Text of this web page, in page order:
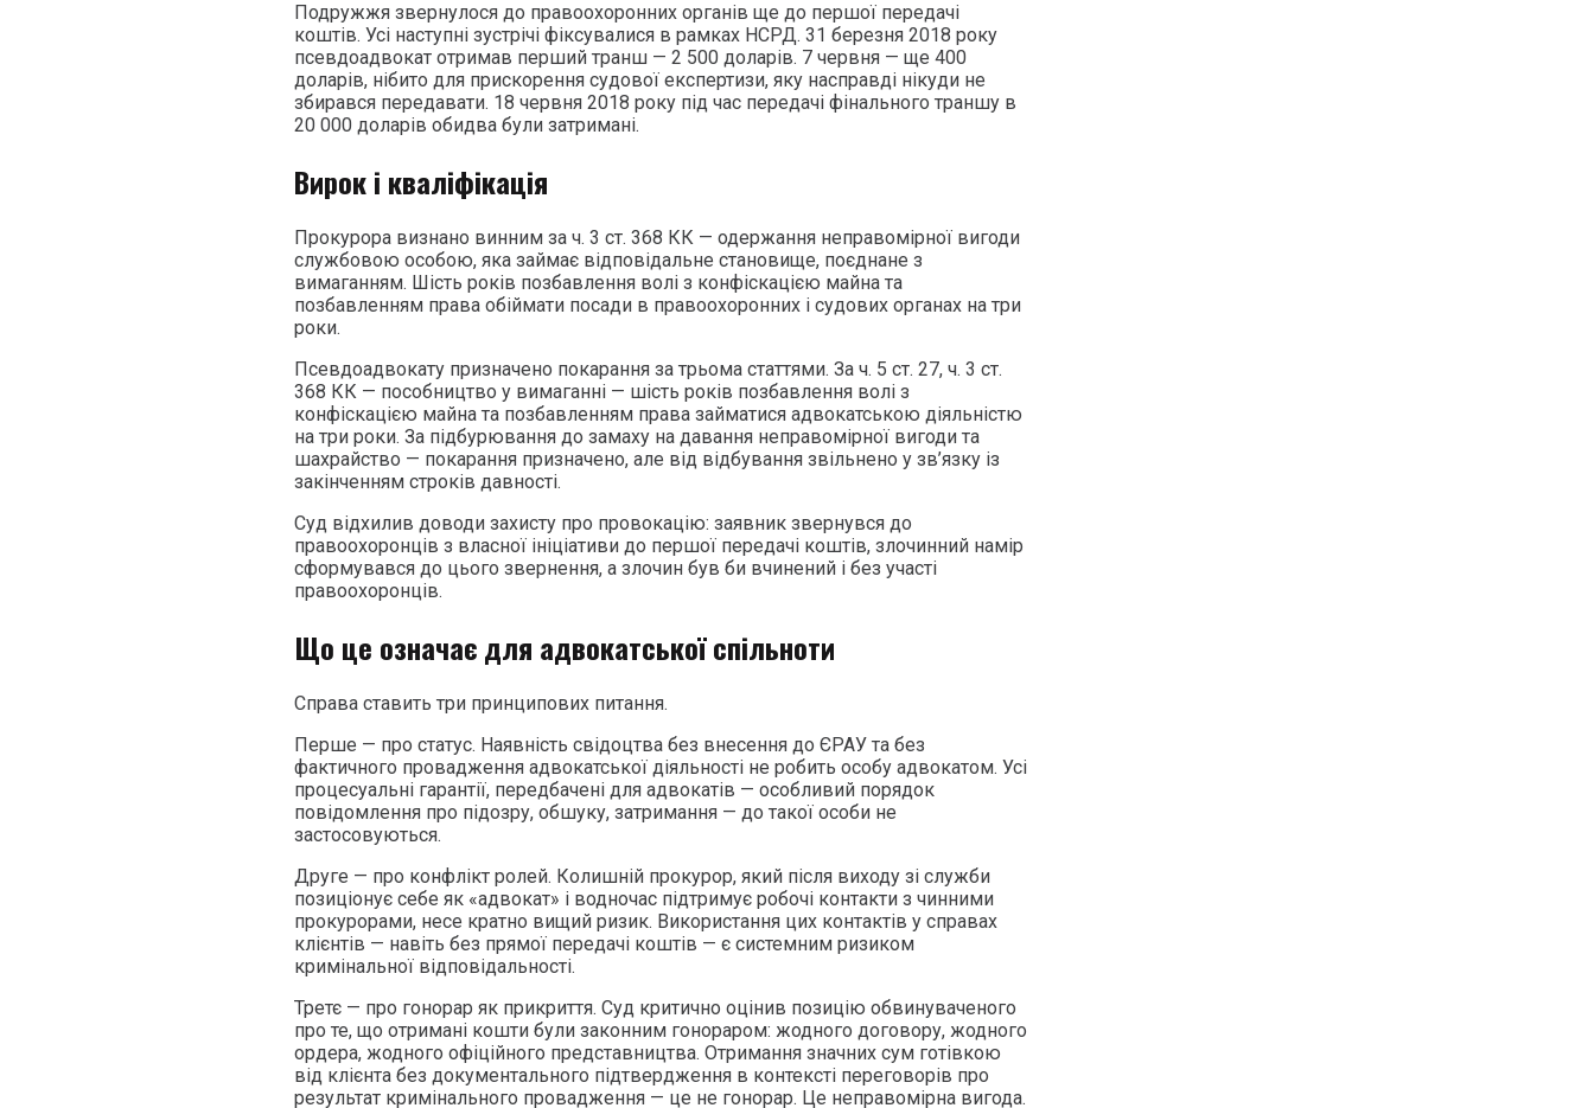
Подружжя звернулося до правоохоронних органів ще до першої передачі
коштів. Усі наступні зустрічі фіксувалися в рамках НСРД. 31 березня 2018 року
псевдоадвокат отримав перший транш — 2 500 доларів. 7 червня — ще 400
доларів, нібито для прискорення судової експертизи, яку насправді нікуди не
збирався передавати. 18 червня 2018 року під час передачі фінального траншу в
20 000 доларів обидва були затримані.
Вирок і кваліфікація
Прокурора визнано винним за ч. 3 ст. 368 КК — одержання неправомірної вигоди
службовою особою, яка займає відповідальне становище, поєднане з
вимаганням. Шість років позбавлення волі з конфіскацією майна та
позбавленням права обіймати посади в правоохоронних і судових органах на три
роки.
Псевдоадвокату призначено покарання за трьома статтями. За ч. 5 ст. 27, ч. 3 ст.
368 КК — пособництво у вимаганні — шість років позбавлення волі з
конфіскацією майна та позбавленням права займатися адвокатською діяльністю
на три роки. За підбурювання до замаху на давання неправомірної вигоди та
шахрайство — покарання призначено, але від відбування звільнено у зв’язку із
закінченням строків давності.
Суд відхилив доводи захисту про провокацію: заявник звернувся до
правоохоронців з власної ініціативи до першої передачі коштів, злочинний намір
сформувався до цього звернення, а злочин був би вчинений і без участі
правоохоронців.
Що це означає для адвокатської спільноти
Справа ставить три принципових питання.
Перше — про статус. Наявність свідоцтва без внесення до ЄРАУ та без
фактичного провадження адвокатської діяльності не робить особу адвокатом. Усі
процесуальні гарантії, передбачені для адвокатів — особливий порядок
повідомлення про підозру, обшуку, затримання — до такої особи не
застосовуються.
Друге — про конфлікт ролей. Колишній прокурор, який після виходу зі служби
позиціонує себе як «адвокат» і водночас підтримує робочі контакти з чинними
прокурорами, несе кратно вищий ризик. Використання цих контактів у справах
клієнтів — навіть без прямої передачі коштів — є системним ризиком
кримінальної відповідальності.
Третє — про гонорар як прикриття. Суд критично оцінив позицію обвинуваченого
про те, що отримані кошти були законним гонораром: жодного договору, жодного
ордера, жодного офіційного представництва. Отримання значних сум готівкою
від клієнта без документального підтвердження в контексті переговорів про
результат кримінального провадження — це не гонорар. Це неправомірна вигода.